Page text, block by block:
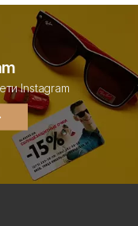
Instagram